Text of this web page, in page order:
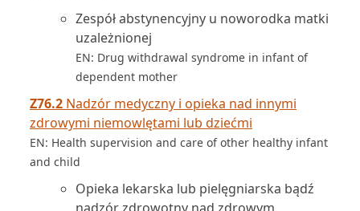
Zespół abstynencyjny u noworodka matki
uzależnionej
EN: Drug withdrawal syndrome in infant of
dependent mother
Z76.2 Nadzór medyczny i opieka nad innymi
zdrowymi niemowlętami lub dziećmi
EN: Health supervision and care of other healthy infant
and child
Opieka lekarska lub pielęgniarska bądź